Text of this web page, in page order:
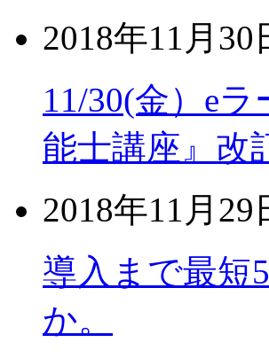
2018年11月30
11/30(金）e
能士講座』改
2018年11月29
導入まで最短
か。